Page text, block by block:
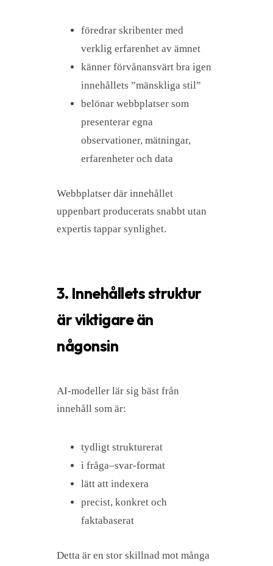
föredrar skribenter med
verklig erfarenhet av ämnet
känner förvånansvärt bra igen
innehållets ”mänskliga stil”
belönar webbplatser som
presenterar egna
observationer, mätningar,
erfarenheter och data
Webbplatser där innehållet
uppenbart producerats snabbt utan
expertis tappar synlighet.
3. Innehållets struktur
är viktigare än
någonsin
AI-modeller lär sig bäst från
innehåll som är:
tydligt strukturerat
i fråga–svar-format
lätt att indexera
precist, konkret och
faktabaserat
Detta är en stor skillnad mot många